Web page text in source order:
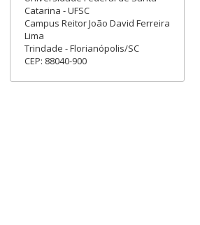
Catarina - UFSC
Campus Reitor João David Ferreira
Lima
Trindade - Florianópolis/SC
CEP: 88040-900